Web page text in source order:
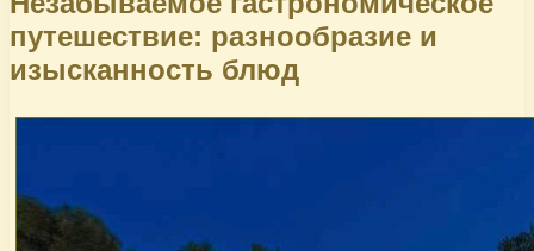
путешествие: разнообразие и
изысканность блюд